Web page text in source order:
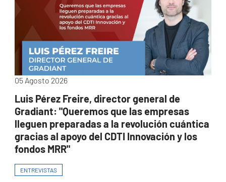
05 Agosto 2026
Luis Pérez Freire, director general de
Gradiant: "Queremos que las empresas
lleguen preparadas a la revolución cuántica
gracias al apoyo del CDTI Innovación y los
fondos MRR"
ENTREVISTAS